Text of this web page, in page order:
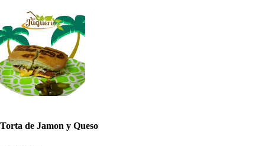
Torta de Jamon y Queso